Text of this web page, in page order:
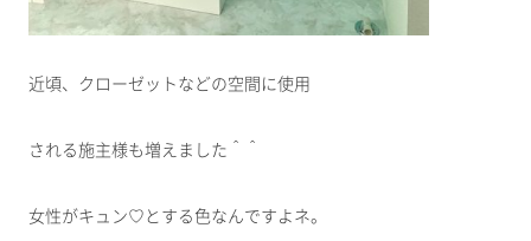
近頃、クローゼットなどの空間に使用
される施主様も増えました＾＾
女性がキュン♡とする色なんですよネ。